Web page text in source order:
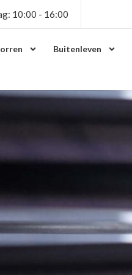
10:00 - 16:00
Buitenleven